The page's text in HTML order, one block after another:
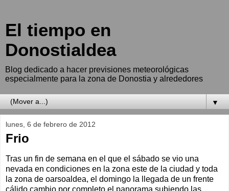
El tiempo en
Donostialdea
Blog dedicado a hacer previsiones meteorológicas
especialmente para la zona de Donostia y alrededores
▼
lunes, 6 de febrero de 2012
Frio
Tras un fin de semana en el que el sábado se vio una
nevada en condiciones en la zona este de la ciudad y toda
la zona de oarsoaldea, el domingo la llegada de un frente
cálido cambio por completo el panorama subiendo las